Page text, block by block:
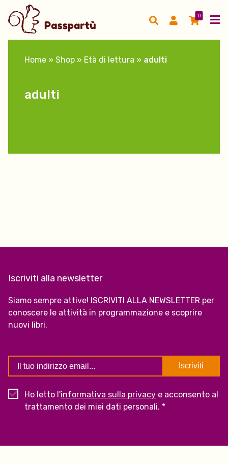
0
Home » Shop » Età di lettura » adulti
adulti
Iscriviti alla newsletter
Siamo sempre attive! ISCRIVITI ALLA NEWSLETTER per
conoscere le attività in programmazione e scoprire
nuovi libri.
Ho letto l'informativa sulla privacy e acconsento al
trattamento dei miei dati personali. *